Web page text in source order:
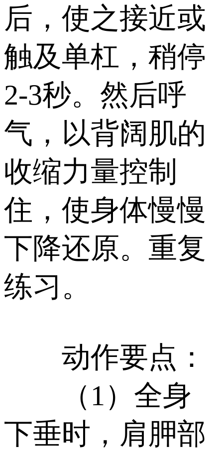
后，使之接近或
触及单杠，稍停
2-3秒。然后呼
气，以背阔肌的
收缩力量控制
住，使身体慢慢
下降还原。重复
练习。
动作要点：
（1）全身
下垂时，肩胛部